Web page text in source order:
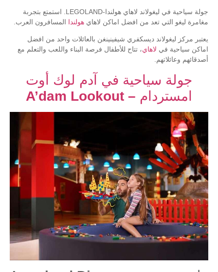
جولة سياحية في ليغولاند لاهاي هولندا-LEGOLAND. استمتع بتجربة
مغامرة ليغو التي تعد من افضل اماكن لاهاي هولندا المسافرون العرب.
يعتبر مركز ليغولاند ديسكفري شيفينينغن بالعائلات واحد من افضل
اماكن سياحية في لاهاي، تتاح للأطفال فرصة البناء واللعب والتعلم مع
أصدقائهم وعائلاتهم.
جولة سياحية في آدم لوك أوت
امستردام – A’dam Lookout